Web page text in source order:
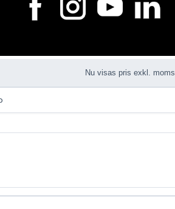
Nu visas pris exkl. moms